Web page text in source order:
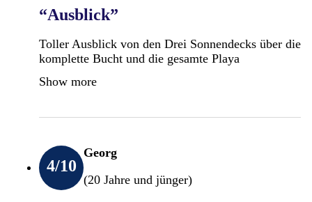
“Ausblick”
Toller Ausblick von den Drei Sonnendecks über die
komplette Bucht und die gesamte Playa
Show more
4/10
Georg
(20 Jahre und jünger)